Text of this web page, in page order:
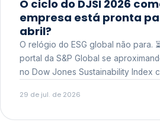
O ciclo do DJSI 2026
empresa está pronta
abril?
O relógio do ESG global não para. ⏳ Com a abertura
portal da S&P Global se
no Dow Jones Sustainability Index
29 de jul. de 2026